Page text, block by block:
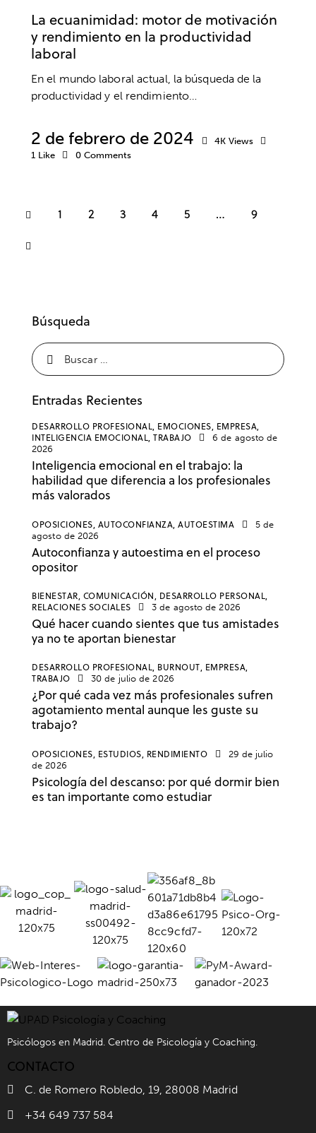
La ecuanimidad: motor de motivación
y rendimiento en la productividad
laboral
En el mundo laboral actual, la búsqueda de la
productividad y el rendimiento…
2 de febrero de 2024 4K Views
1 Like 0 Comments
1 2 3 4 5 … 9
Búsqueda
Entradas Recientes
DESARROLLO PROFESIONAL, EMOCIONES, EMPRESA,
INTELIGENCIA EMOCIONAL, TRABAJO
6 de agosto de
2026
Inteligencia emocional en el trabajo: la
habilidad que diferencia a los profesionales
más valorados
OPOSICIONES, AUTOCONFIANZA, AUTOESTIMA
5 de
agosto de 2026
Autoconfianza y autoestima en el proceso
opositor
BIENESTAR, COMUNICACIÓN, DESARROLLO PERSONAL,
RELACIONES SOCIALES
3 de agosto de 2026
Qué hacer cuando sientes que tus amistades
ya no te aportan bienestar
DESARROLLO PROFESIONAL, BURNOUT, EMPRESA,
TRABAJO
30 de julio de 2026
¿Por qué cada vez más profesionales sufren
agotamiento mental aunque les guste su
trabajo?
OPOSICIONES, ESTUDIOS, RENDIMIENTO
29 de julio
de 2026
Psicología del descanso: por qué dormir bien
es tan importante como estudiar
Psicólogos en Madrid. Centro de Psicología y Coaching.
CONTACTO
C. de Romero Robledo, 19, 28008 Madrid
+34 649 737 584